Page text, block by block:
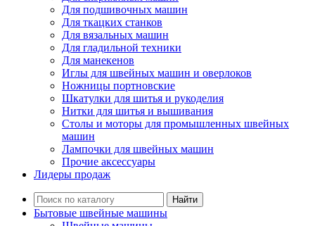
Для подшивочных машин
Для ткацких станков
Для вязальных машин
Для гладильной техники
Для манекенов
Иглы для швейных машин и оверлоков
Ножницы портновские
Шкатулки для шитья и рукоделия
Нитки для шитья и вышивания
Столы и моторы для промышленных швейных
машин
Лампочки для швейных машин
Прочие аксессуары
Лидеры продаж
Найти
Бытовые швейные машины